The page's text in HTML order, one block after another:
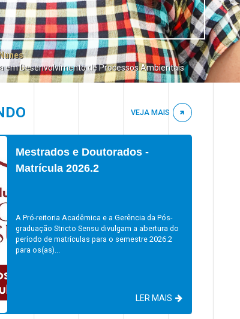
em Desenvolvimento de Processos Ambientais
VEJA MAIS
Mestrados e Doutorados -
Matrícula 2026.2
A Pró-reitoria Acadêmica e a Gerência da Pós-
graduação Stricto Sensu divulgam a abertura do
período de matrículas para o semestre 2026.2
para os(as)...
LER MAIS